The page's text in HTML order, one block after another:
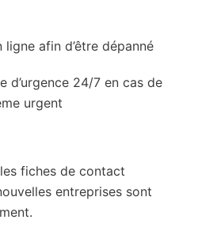
afin d’être dépanné
d’urgence 24/7 en cas de
urgent
fiches de contact
entreprises sont